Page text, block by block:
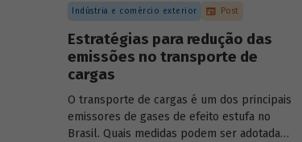
Indústria e comércio exterior Post
Estratégias para redução das
emissões no transporte de
cargas
O transporte de cargas é um dos principais
emissores de gases de efeito estufa no
Brasil. Quais medidas podem ser adotadas